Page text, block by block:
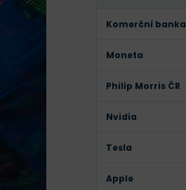
Komerční banka
Moneta
Philip Morris ČR
Nvidia
Tesla
Apple